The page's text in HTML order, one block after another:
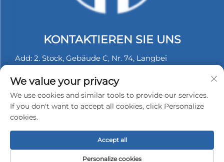
KONTAKTIEREN SIE UNS
Add: 2. Stock, Gebäude C, Nr. 74, Langbei
Tel.: +86-13530558584
E-Mail:[email protected]
Urheberrecht © 2026 Shenzhen Hongyu Silicone
Products Co., Ltd. Alle Rechte vorbehalten -
Datenschutzrichtlinie
We value your privacy
We use cookies and similar tools to provide our services.
If you don't want to accept all cookies, click Personalize
cookies.
Personalize cookies
Accept all